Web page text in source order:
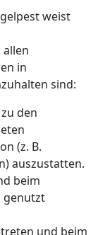
weist
in
sind:
den
(z. B.
auszustatten.
beim
genutzt
und beim